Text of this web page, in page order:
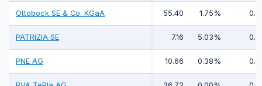
Ottobock SE & Co. KGaA 55.40 1.75%
PATRIZIA SE 7.16 5.03%
PNE AG 10.66 0.38%